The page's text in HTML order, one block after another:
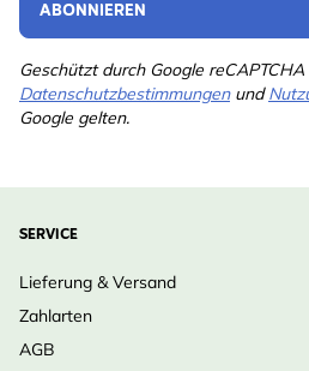
Licht & Boden:Sonnig, trocken
Pflege:Nach dem Samenfall
lassen für Winterstruktur
Mehrjährig
Standort
ABONNIEREN
Geschützt durch Google
Datenschutzbestimmungenund
Google gelten.
SERVICE
Lieferung & Versand
Zahlarten
AGB